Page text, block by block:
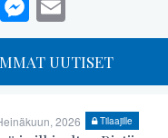
UUTISET
2026 Tilaajille